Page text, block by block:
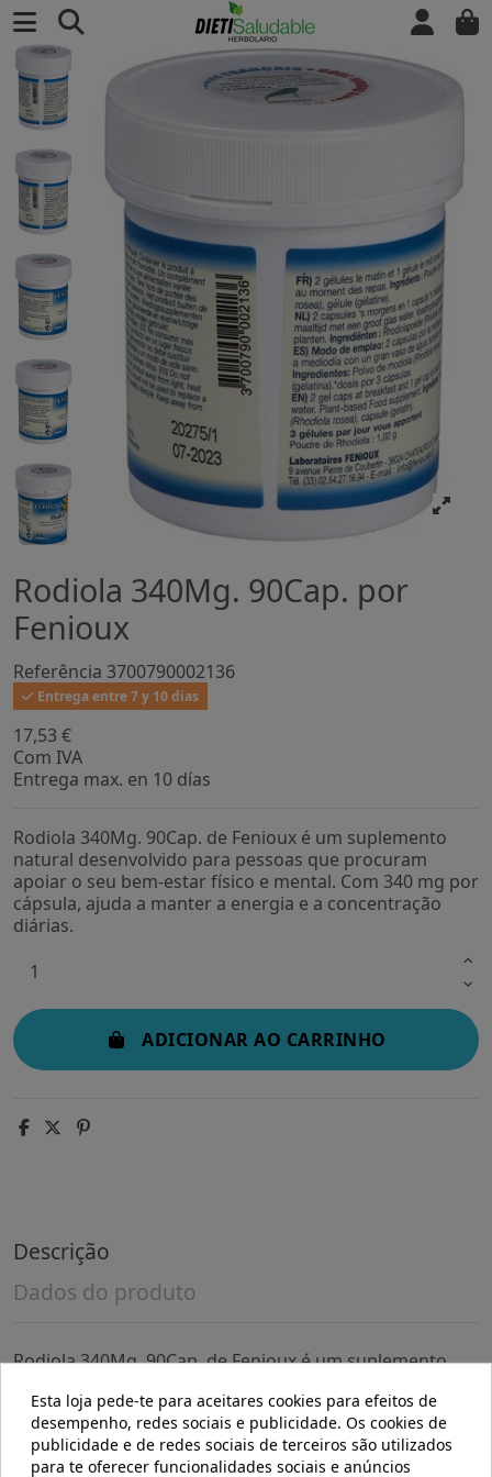
Rodiola 340Mg. 90Cap. por
Fenioux
Referência 3700790002136
Entrega entre 7 y 10 dias
17,53 €
Com IVA
Entrega max. en 10 días
Rodiola 340Mg. 90Cap. de Fenioux é um suplemento
natural desenvolvido para pessoas que procuram
apoiar o seu bem-estar físico e mental. Com 340 mg por
cápsula, ajuda a manter a energia e a concentração
diárias.
ADICIONAR AO CARRINHO
Descrição
Dados do produto
Rodiola 340Mg. 90Cap. de Fenioux é um suplemento
bem-estar diário através de ingredientes naturais. É
formulado para quem deseja complementar sua rotina
com um produto que fornece dose controlada de
extrato de Rhodiola.
Esta loja pede-te para aceitares cookies para efeitos de
desempenho, redes sociais e publicidade. Os cookies de
publicidade e de redes sociais de terceiros são utilizados
para te oferecer funcionalidades sociais e anúncios